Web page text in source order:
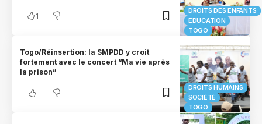
DROITS DES ENFANTS
EDUCATION
TOGO
1
DROITS HUMAINS
SOCIÉTÉ
TOGO
Togo/Réinsertion: la SMPDD y croit
fortement avec le concert “Ma vie après
la prison”